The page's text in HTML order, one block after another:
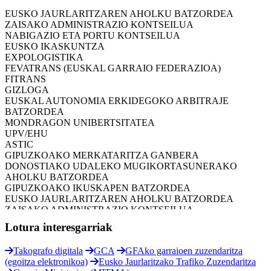
EUSKO JAURLARITZAREN AHOLKU BATZORDEA
ZAISAKO ADMINISTRAZIO KONTSEILUA
NABIGAZIO ETA PORTU KONTSEILUA
EUSKO IKASKUNTZA
EXPOLOGISTIKA
FEVATRANS (EUSKAL GARRAIO FEDERAZIOA)
FITRANS
GIZLOGA
EUSKAL AUTONOMIA ERKIDEGOKO ARBITRAJE
BATZORDEA
MONDRAGON UNIBERTSITATEA
UPV/EHU
ASTIC
GIPUZKOAKO MERKATARITZA GANBERA
DONOSTIAKO UDALEKO MUGIKORTASUNERAKO
AHOLKU BATZORDEA
GIPUZKOAKO IKUSKAPEN BATZORDEA
EUSKO JAURLARITZAREN AHOLKU BATZORDEA
ZAISAKO ADMINISTRAZIO KONTSEILUA
EUSKO IKASKUNTZA
FEVATRANS (EUSKAL GARRAIO FEDERAZIOA)
FITRANS
Lotura interesgarriak
Takografo digitala GCA
GFAko garraioen zuzendaritza
(egoitza elektronikoa)
Eusko Jaurlaritzako Trafiko Zuzendaritza